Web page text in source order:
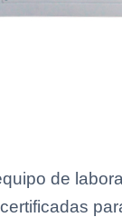
de